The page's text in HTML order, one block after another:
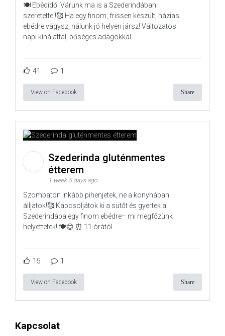
🍽️ Ebédidő! Várunk ma is a Szederindában
szeretettel!🥰 Ha egy finom, frissen készült, házias
ebédre vágysz, nálunk jó helyen jársz! Változatos
napi kínálattal, bőséges adagokkal
41 1
View on Facebook Share
Szederinda gluténmentes
étterem
1 week 5 days ago
Szombaton inkább pihenjetek, ne a konyhában
álljatok!🥰 Kapcsoljátok ki a sütőt és gyertek a
Szederindába egy finom ebédre– mi megfőzünk
helyettetek! 🍽️😊 ⏰ 11 órától
15 1
View on Facebook Share
Kapcsolat